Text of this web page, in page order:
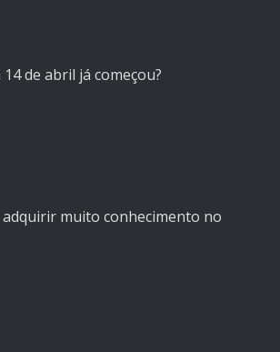
de abril já começou?
muito conhecimento no